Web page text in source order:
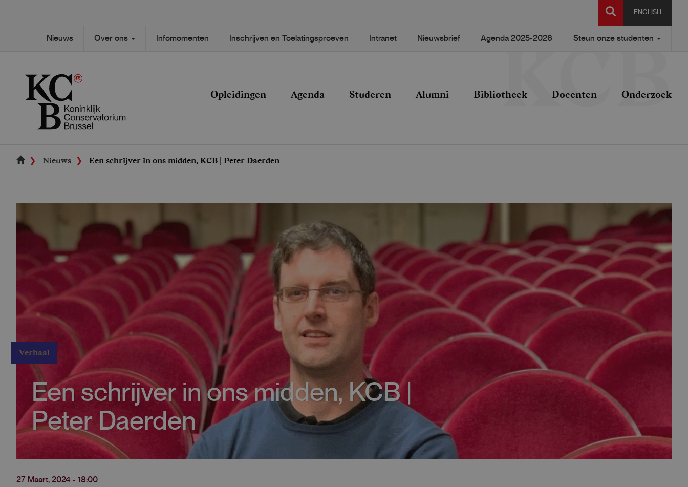
ENGLISH
SEARCH
Secondary
navigation
Nieuws Over ons Infomomenten Inschrijven en Toelatingsproeven Intranet Nieuwsbrief Agenda 2025-2026 Steun onze studenten
navigation
Opleidingen Agenda Studeren Alumni Bibliotheek Docenten Onderzoek
Nieuws Een schrijver in ons midden, KCB | Peter Daerden
Verhaal
Een schrijver in ons midden, KCB |
Peter Daerden
27 Maart, 2024 - 18:00